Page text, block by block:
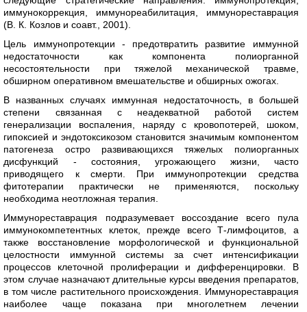
иммунокоррекция, иммунореабилитация, иммунореставрация
(В. К. Козлов и соавт., 2001).
Цель иммунопротекции - предотвратить развитие иммунной
недостаточности как компонента полиорганной
несостоятельности при тяжелой механической травме,
обширном оперативном вмешательстве и обширных ожогах.
В названных случаях иммунная недостаточность, в большей
степени связанная с неадекватной работой систем
генерализации воспаления, наряду с кровопотерей, шоком,
гипоксией и эндотоксикозом становится значимым компонентом
патогенеза остро развивающихся тяжелых полиорганных
дисфункций - состояния, угрожающего жизни, часто
приводящего к смерти. При иммунопротекции средства
фитотерапии практически не применяются, поскольку
необходима неотложная терапия.
Иммунореставрация подразумевает воссоздание всего пула
иммунокомпетентных клеток, прежде всего Т-лимфоцитов, а
также восстановление морфологической и функциональной
целостности иммунной системы за счет интенсификации
процессов клеточной пролиферации и дифференцировки. В
этом случае назначают длительные курсы введения препаратов,
в том числе растительного происхождения. Иммунореставрация
наиболее чаще показана при многолетнем лечении